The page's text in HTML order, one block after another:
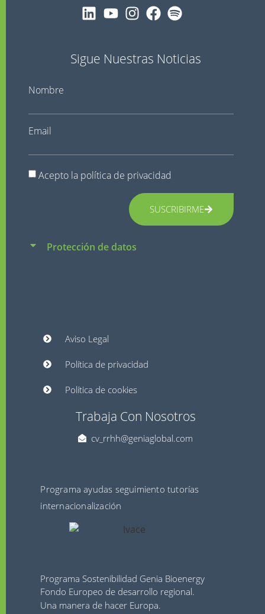
Sigue Nuestras Noticias
Nombre
Email
Acepto la política de privacidad
SUSCRIBIRME
Protección de datos
Aviso Legal
Política de privacidad
Política de cookies
Trabaja Con Nosotros
cv_rrhh@geniaglobal.com
Programa ayudas seguimiento tutorías
internacionalización
Programa Sostenibilidad Genia Bioenergy
Fondo Europeo de desarrollo regional.
Una manera de hacer Europa.